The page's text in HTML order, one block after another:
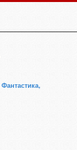
Фантастика,